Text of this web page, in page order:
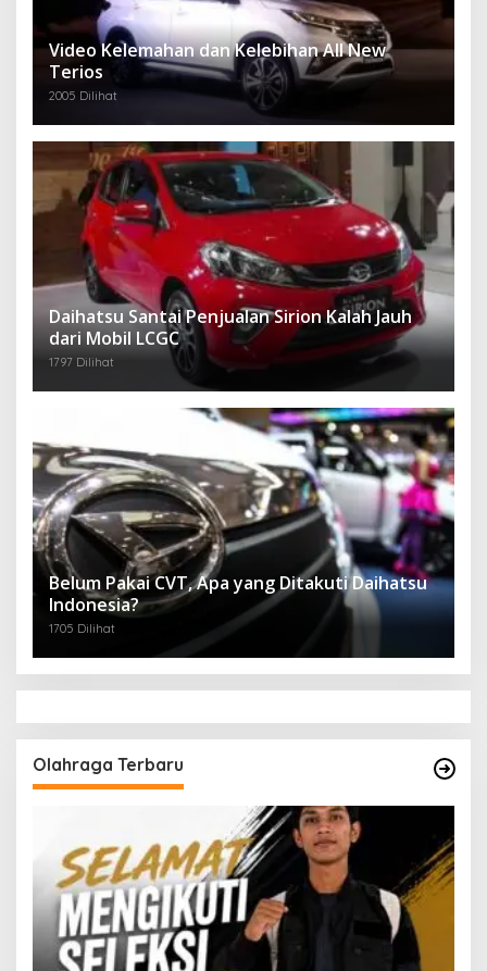
Video Kelemahan dan Kelebihan All New
Terios
2005 Dilihat
Daihatsu Santai Penjualan Sirion Kalah Jauh
dari Mobil LCGC
1797 Dilihat
Belum Pakai CVT, Apa yang Ditakuti Daihatsu
Indonesia?
1705 Dilihat
Olahraga Terbaru